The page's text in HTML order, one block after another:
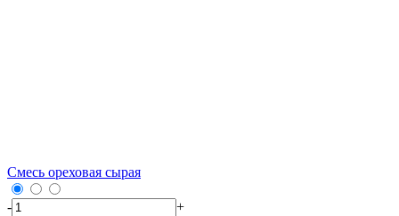
Смесь ореховая сырая
-
+